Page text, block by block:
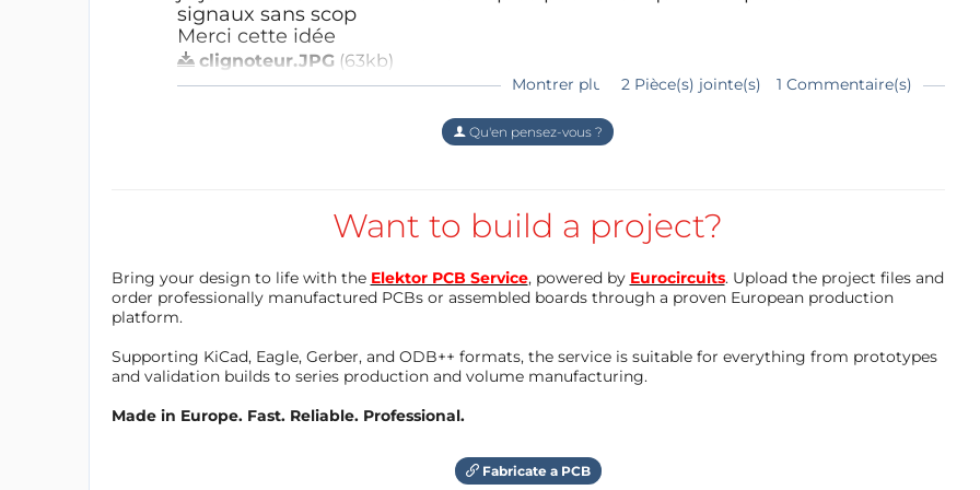
signaux sans scop
Merci cette idée
clignoteur.JPG (63kb)
LTspice IV outil de simulation gratuit très pratique(1kb)
JKreutz il y a 9 ans
Merci de vous intéresser à ce projet. Le public auquel il s'adresse impose
une réalisation simple avec un résultat très visuel: la lampe qui clignote...
Répondre
Montrer plus 2 Pièce(s) jointe(s) 1 Commentaire(s)
Qu'en pensez-vous ?
Want to build a project?
Bring your design to life with the Elektor PCB Service, powered by Eurocircuits. Upload the project files and
order professionally manufactured PCBs or assembled boards through a proven European production
platform.
Supporting KiCad, Eagle, Gerber, and ODB++ formats, the service is suitable for everything from prototypes
and validation builds to series production and volume manufacturing.
Made in Europe. Fast. Reliable. Professional.
Fabricate a PCB